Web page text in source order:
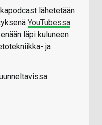
lähetetään
YouTubessa.
läpi kuluneen
ja